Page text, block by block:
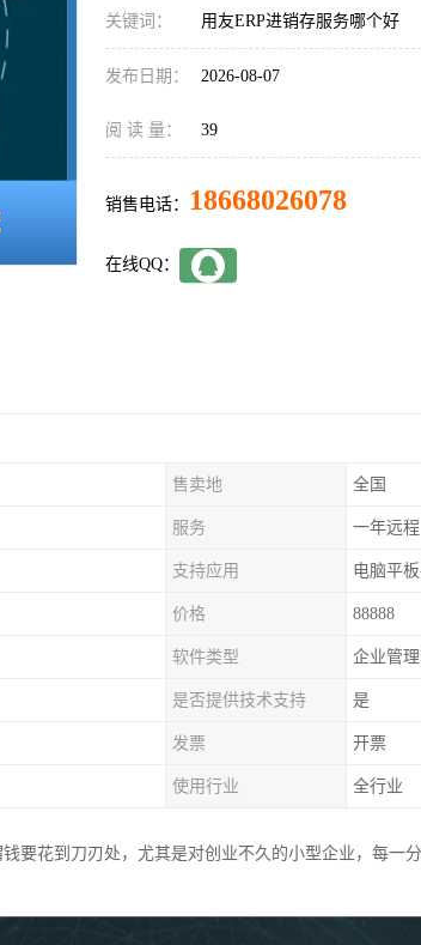
关键词： 用友ERP进销存服务哪个好
发布日期： 2026-08-07
阅 读 量： 39
销售电话： 18668026078
在线QQ：
售卖地 全国
服务 一年远程
支持应用 电脑平
价格 88888
软件类型 企业管
是否提供技术支持 是
发票 开票
使用行业 全行业
要花到刀刃处，尤其是对创业不久的小型企业，每一